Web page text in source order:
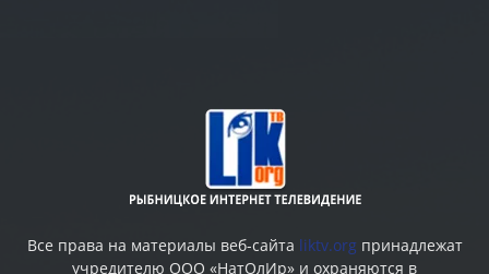
Все права на материалы веб-сайта liktv.org принадлежат
учредителю ООО «НатОлИр» и охраняются в